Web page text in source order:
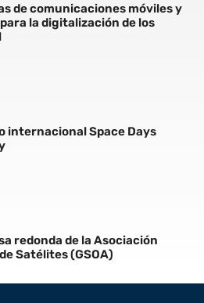
de comunicaciones móviles y
la digitalización de los
internacional Space Days
redonda de la Asociación
Satélites (GSOA)